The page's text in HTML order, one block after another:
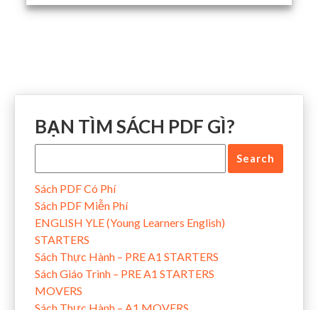
BẠN TÌM SÁCH PDF GÌ?
Sách PDF Có Phí
Sách PDF Miễn Phí
ENGLISH YLE (Young Learners English)
STARTERS
Sách Thực Hành – PRE A1 STARTERS
Sách Giáo Trình – PRE A1 STARTERS
MOVERS
Sách Thực Hành – A1 MOVERS